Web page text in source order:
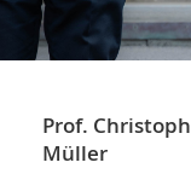
Prof. Christoph
Müller